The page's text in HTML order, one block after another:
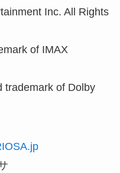
Inc. All Rights
of IMAX
trademark of Dolby